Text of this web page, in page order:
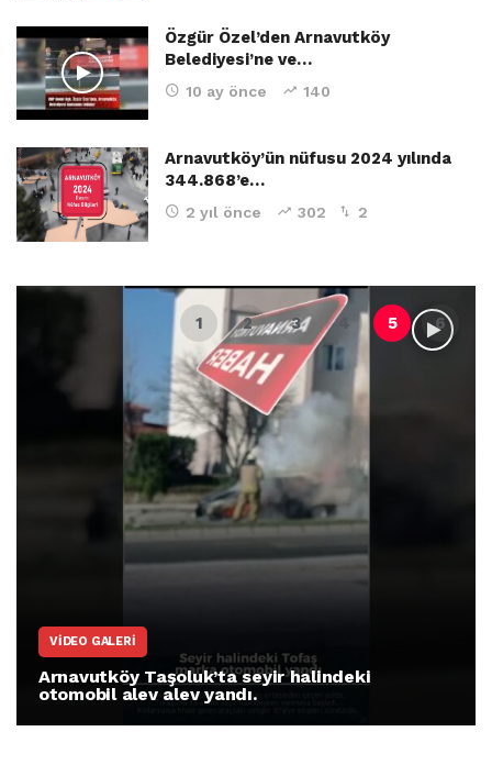
Özgür Özel’den Arnavutköy
Belediyesi’ne ve…
10 ay önce 140
Arnavutköy’ün nüfusu 2024 yılında
344.868’e…
2 yıl önce 302 2
VIDEO GALERI
Arnavutköy Taşoluk’ta seyir halindeki
otomobil alev alev yandı.